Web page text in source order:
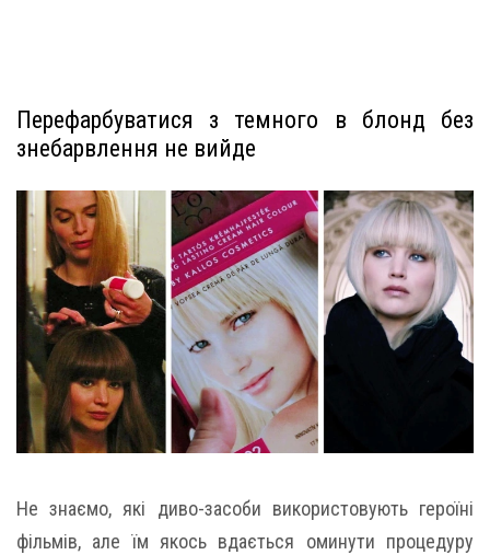
Перефарбуватися з темного в блонд без
знебарвлення не вийде
Не знаємо, які диво-засоби використовують героїні
фільмів, але їм якось вдається оминути процедуру